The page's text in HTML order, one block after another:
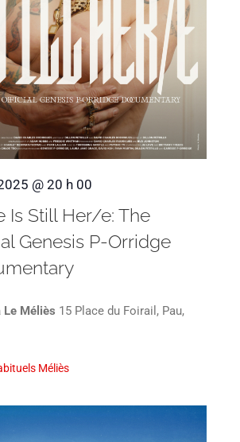
@ 20 h 00
Is Still Her/e: The
Genesis P-Orridge
Le Méliès 15 Place du Foirail, Pau,
Méliès